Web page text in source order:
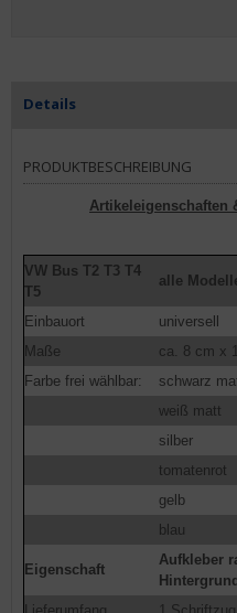
Details
PRODUKTBESCHREIBUNG
Artikeleigenschaften
VW Bus T2 T3 T4
T5
alle
Einbauort
universell
Maße
ca. 8 cm x
Farbe frei wählbar:
schwarz
weiß matt
silber
tomatenrot
gelb
blau
Eigenschaft
Aufkleber